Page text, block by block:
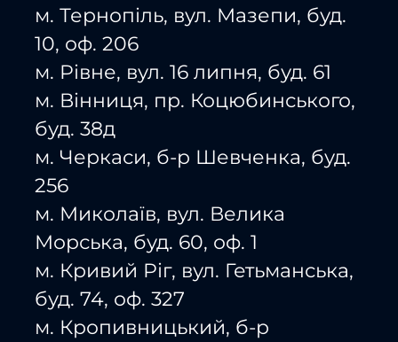
м. Тернопіль, вул. Мазепи, буд.
10, оф. 206
м. Рівне, вул. 16 липня, буд. 61
м. Вінниця, пр. Коцюбинського,
буд. 38д
м. Черкаси, б-р Шевченка, буд.
256
м. Миколаїв, вул. Велика
Морська, буд. 60, оф. 1
м. Кривий Ріг, вул. Гетьманська,
буд. 74, оф. 327
м. Кропивницький, б-р